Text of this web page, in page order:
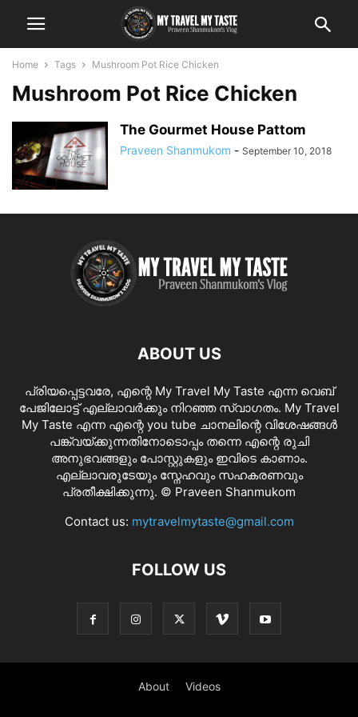
Home Tags Mushroom Pot Rice Chicken
Mushroom Pot Rice Chicken
The Gourmet House Pattom
Praveen Shanmukom - September 10, 2018
ABOUT US
പ്രിയപ്പെട്ടവരേ, എന്റെ My Travel My Taste എന്ന വെബ്
പേജിലോട്ട് എല്ലാവർക്കും നിറഞ്ഞ സ്വാഗതം. My Travel
My Taste എന്ന എന്റെ you tube ചാനലിന്റെ വിശേഷങ്ങൾ
പങ്ക്വയ്ക്കുന്നതിനോടൊപ്പം തന്നെ എന്റെ രുചി
അനുഭവങ്ങളും പോസ്റ്റുകളും ഇവിടെ കാണാം.
എല്ലാവരുടേയും സ്നേഹവും സഹകരണവും
പ്രതീക്ഷിക്കുന്നു. © Praveen Shanmukom
Contact us: mytravelmytaste@gmail.com
FOLLOW US
About Videos